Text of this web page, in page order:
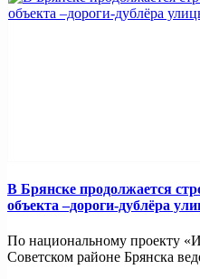
В Брянске продолжается
объекта –дороги-дублёра
По национальному проекту
Советском районе Брянска